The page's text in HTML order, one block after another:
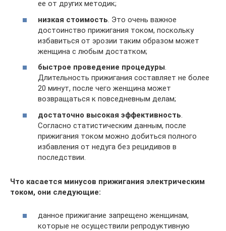
ее от других методик;
низкая стоимость . Это очень важное
достоинство прижигания током, поскольку
избавиться от эрозии таким образом может
женщина с любым достатком;
быстрое проведение процедуры.
Длительность прижигания составляет не более
20 минут, после чего женщина может
возвращаться к повседневным делам;
достаточно высокая эффективность
Согласно статистическим данным, после
прижигания током можно добиться полного
избавления от недуга без рецидивов в
последствии.
Что касается минусов прижигания электрическим
током, они следующие:
данное прижигание запрещено женщинам,
которые не осуществили репродуктивную